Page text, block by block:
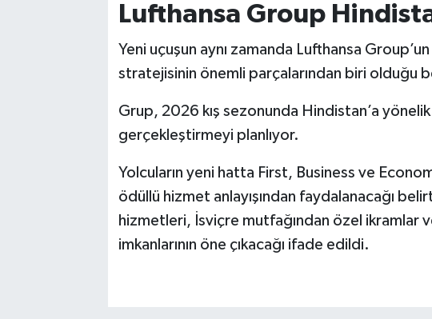
Lufthansa Group
Yeni uçuşun aynı zamanda Lufthansa
stratejisinin önemli parçalarından biri olduğu
Grup, 2026 kış sezonunda Hindistan’a
gerçekleştirmeyi planlıyor.
Yolcuların yeni hatta First, Business ve
ödüllü hizmet anlayışından faydalanacağı
hizmetleri, İsviçre mutfağından özel ikramlar
imkanlarının öne çıkacağı ifade edildi.